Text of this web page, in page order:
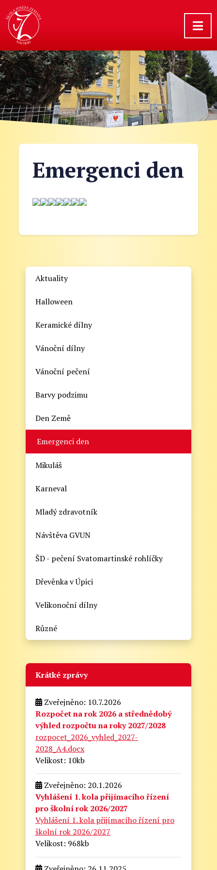
Emergenci den
Aktuality
Halloween
Keramické dílny
Vánoční dílny
Vánoční pečení
Barvy podzimu
Den Země
Emergenci den
Mikuláš
Karneval
Mladý zdravotník
Návštěva GVUN
ŠD - pečení Svatomartinské rohlíčky
Dřevěnka v Úpici
Velikonoční dílny
Různé
Krátké zprávy
Zveřejněno: 10.7.2026
Rozpočet na rok 2026 a střednědobý
výhled rozpočtu na roky 2027/2028
rozpocet_2026_vyhled_2027-
2028_A4.docx
Velikost: 10kb
Zveřejněno: 20.1.2026
Vyhlášení 1. kola přijímacího řízení
pro školní rok 2026/2027
Vyhlášení 1. kola přijímacího řízení pro
školní rok 2026/2027
Velikost: 968kb